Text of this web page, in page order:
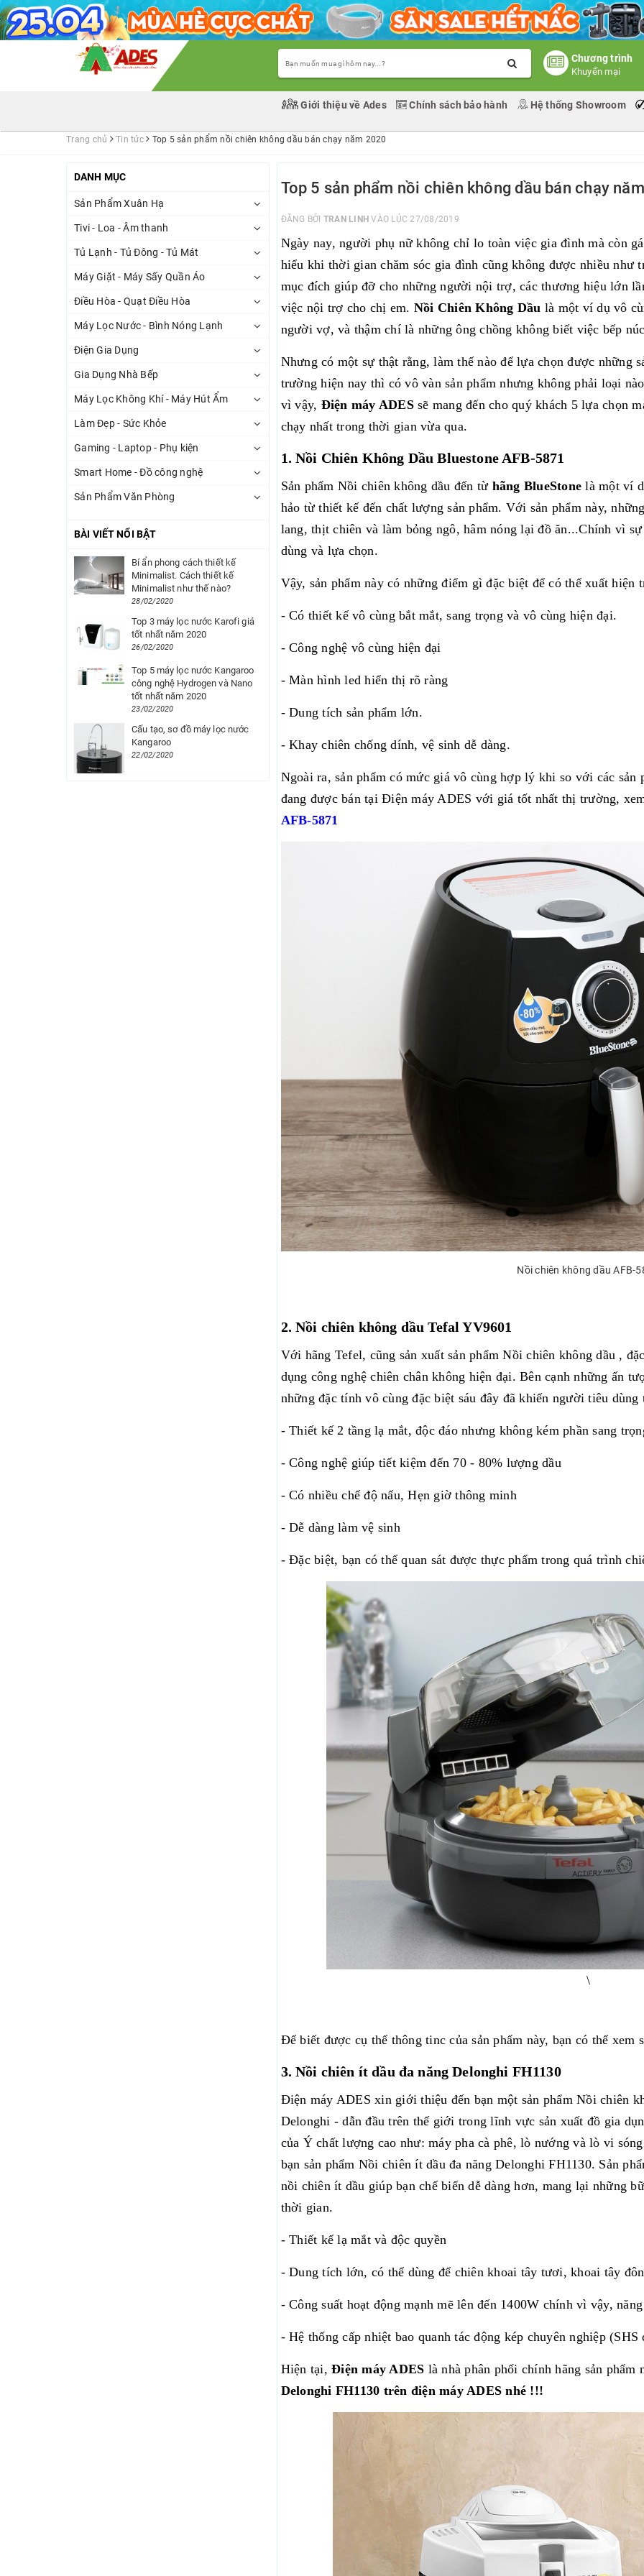
Chương trình
Khuyến mại
Giới thiệu về Ades Chính sách bảo hành Hệ thống Showroom
Trang chủ Tin tức Top 5 sản phẩm nồi chiên không dầu bán chạy năm 2020
Top 5 sản phẩm nồi chiên không dầu bán chạy
ĐĂNG BỞI TRAN LINH VÀO LÚC 27/08/2019
Ngày nay, người phụ nữ không chỉ lo toàn việc gia đình mà còn
hiểu khi thời gian chăm sóc gia đình cũng không được nhiều
mục đích giúp đỡ cho những người nội trợ, các thương hiệu lớn
việc nội trợ cho chị em. Nồi Chiên Không Dầu là một ví dụ vô
người vợ, và thậm chí là những ông chồng không biết việc bếp
Nhưng có một sự thật rằng, làm thế nào để lựa chọn được những
trường hiện nay thì có vô vàn sản phẩm nhưng không phải loại
vì vậy, Điện máy ADES sẽ mang đến cho quý khách 5 lựa chọn
chạy nhất trong thời gian vừa qua.
1. Nồi Chiên Không Dầu Bluestone AFB-5871
Sản phẩm Nồi chiên không dầu đến từ hãng BlueStone là một ví
hảo từ thiết kế đến chất lượng sản phẩm. Với sản phẩm này,
lang, thịt chiên và làm bỏng ngô, hâm nóng lại đồ ăn...Chính vì
dùng và lựa chọn.
Vậy, sản phẩm này có những điểm gì đặc biệt để có thể xuất hiện
- Có thiết kế vô cùng bắt mắt, sang trọng và vô cùng hiện đại.
- Công nghệ vô cùng hiện đại
- Màn hình led hiển thị rõ ràng
- Dung tích sản phẩm lớn.
- Khay chiên chống dính, vệ sinh dễ dàng.
Ngoài ra, sản phẩm có mức giá vô cùng hợp lý khi so với các
đang được bán tại Điện máy ADES với giá tốt nhất thị trường,
AFB-5871
Nồi chiên không dầu AFB-
2. Nồi chiên không dầu Tefal YV9601
Với hãng Tefel, cũng sản xuất sản phẩm Nồi chiên không dầu ,
dụng công nghệ chiên chân không hiện đại. Bên cạnh những ấn
những đặc tính vô cùng đặc biệt sáu đây đã khiến người tiêu
- Thiết kế 2 tầng lạ mắt, độc đáo nhưng không kém phần sang
- Công nghệ giúp tiết kiệm đến 70 - 80% lượng dầu
- Có nhiều chế độ nấu, Hẹn giờ thông minh
- Dễ dàng làm vệ sinh
- Đặc biệt, bạn có thể quan sát được thực phẩm trong quá trình
\
Để biết được cụ thể thông tinc của sản phẩm này, bạn có thể
3. Nồi chiên ít dầu đa năng Delonghi FH1130
Điện máy ADES xin giới thiệu đến bạn một sản phẩm Nồi chiên
Delonghi - dẫn đầu trên thế giới trong lĩnh vực sản xuất đồ gia
của Ý chất lượng cao như: máy pha cà phê, lò nướng và lò vi
bạn sản phẩm Nồi chiên ít dầu đa năng Delonghi FH1130. Sản
nồi chiên ít dầu giúp bạn chế biến dễ dàng hơn, mang lại những
thời gian.
- Thiết kế lạ mắt và độc quyền
- Dung tích lớn, có thể dùng để chiên khoai tây tươi, khoai tây
- Công suất hoạt động mạnh mẽ lên đến 1400W chính vì vậy,
- Hệ thống cấp nhiệt bao quanh tác động kép chuyên nghiệp (SHS
Hiện tại, Điện máy ADES là nhà phân phối chính hãng sản phẩm
Delonghi FH1130 trên điện máy ADES nhé !!!
DANH MỤC
Sản Phẩm Xuân Hạ
Tivi - Loa - Âm thanh
Tủ Lạnh - Tủ Đông - Tủ Mát
Máy Giặt - Máy Sấy Quần Áo
Điều Hòa - Quạt Điều Hòa
Máy Lọc Nước - Bình Nóng Lạnh
Điện Gia Dụng
Gia Dụng Nhà Bếp
Máy Lọc Không Khí - Máy Hút Ẩm
Làm Đẹp - Sức Khỏe
Gaming - Laptop - Phụ kiện
Smart Home - Đồ công nghệ
Sản Phẩm Văn Phòng
BÀI VIẾT NỔI BẬT
Bí ẩn phong cách thiết kế
Minimalist. Cách thiết kế
Minimalist như thế nào?
28/02/2020
Top 3 máy lọc nước Karofi giá
tốt nhất năm 2020
26/02/2020
Top 5 máy lọc nước Kangaroo
công nghệ Hydrogen và Nano
tốt nhất năm 2020
23/02/2020
Cấu tạo, sơ đồ máy lọc nước
Kangaroo
22/02/2020